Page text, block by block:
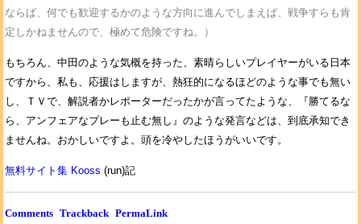
ならば、何でも歓迎するかのような方向に進んでしまえば、戦争すらも肯
定しかねませんので、極めて危険ですね。）
もちろん、中田のような気概を持った、素晴らしいプレイヤーがいる日本
ですから、私も、応援はしますが、熱狂的になるほどのような事でも無い
し、ＴＶで、解説者かレポーターだったかが言ってたような、『勝てるな
ら、アンフェアなプレーも止む無し』のような発言などは、到底承知でき
ませんね。おかしいですよ。頭を冷やしたほうがいいです。
無料サイト集 Kooss (run)記
Comments Trackback PermaLink